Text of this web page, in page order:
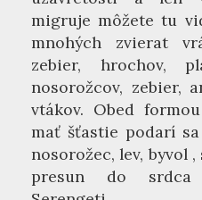
migruje môžete tu
mnohých zvierat
zebier, hrochov,
nosorožcov, zebier,
vtákov. Obed
mať šťastie podarí
nosorožec, lev, byvol
presun do srdca